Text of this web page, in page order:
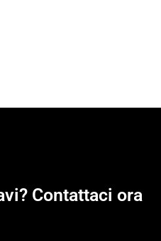
Contattaci ora